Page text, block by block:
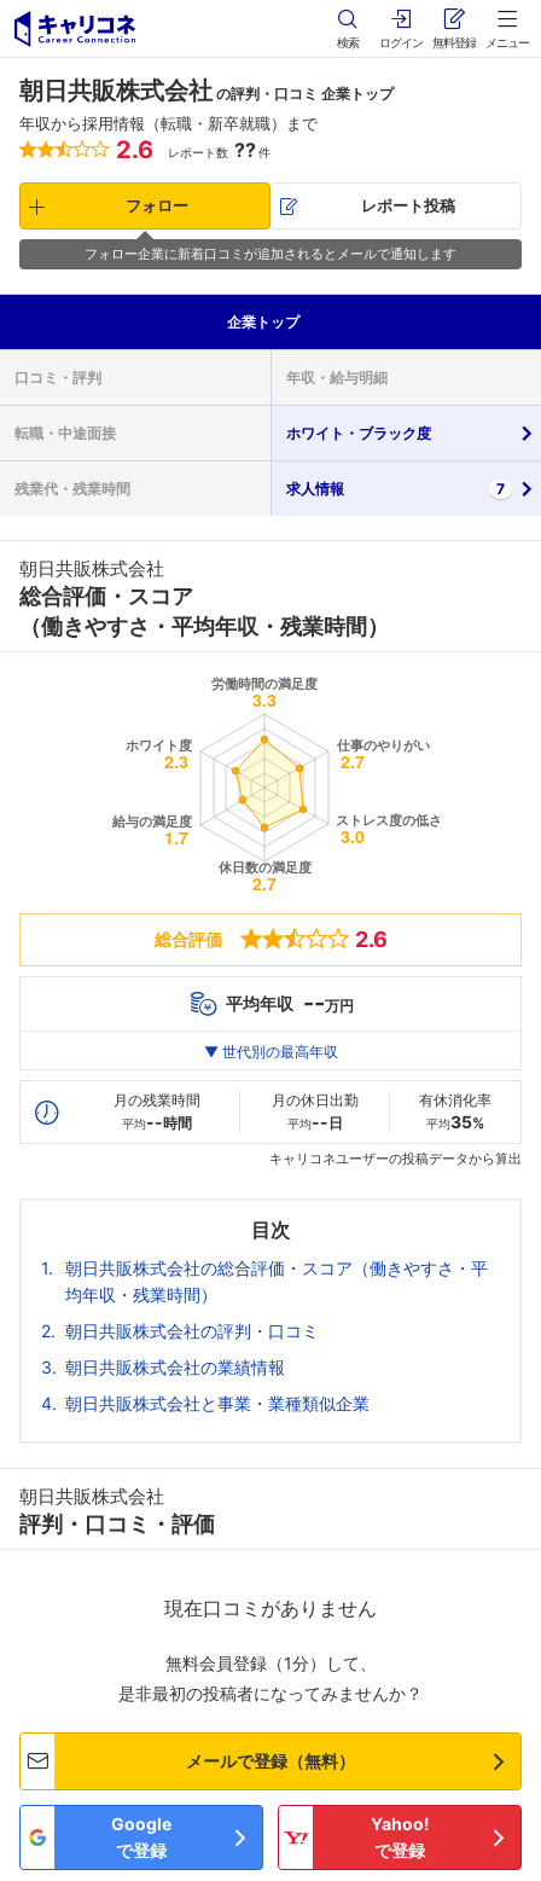
検索 ログイン 無料登録 メニュー
朝日共販株式会社 の評判・口コミ 企業トップ
年収から採用情報（転職・新卒就職）まで
2.6 レポート数 ??件
フォロー レポート投稿
フォロー企業に新着口コミが追加されるとメールで通知します
企業 トップ
口コミ・ 評判 年収・ 給与明細
転職・ 中途面接 ホワイト・ ブラック度
残業代・ 残業時間 求人情報 7
朝日共販株式会社
総合評価・スコア
（働きやすさ・平均年収・残業時間）
総合評価 2.6
平均年収 --万円
最高年収
20代
--万
30代
--万
--万
▼ 世代別の最高年収
月の残業時間
平均--時間
月の休日出勤
平均-- 日
有休消化率
平均35%
キャリコネユーザーの投稿データから算出
目次
朝日共販株式会社の総合評価・スコア（働きやすさ・平
均年収・残業時間）
朝日共販株式会社の評判・口コミ
朝日共販株式会社の業績情報
朝日共販株式会社と事業・業種類似企業
朝日共販株式会社
評判・口コミ・評価
現在口コミがありません
無料会員登録（1分）して、
是非最初の投稿者になってみませんか？
メールで登録（無料）
Google
で登録
Yahoo!
で登録